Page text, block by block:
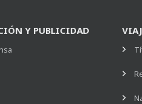
Y PUBLICIDAD